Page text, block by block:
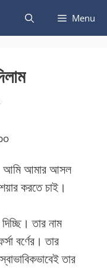
Menu
আমি আমার আসল
করতে চাই।
তার নাম
বর্ণের। তার
তার